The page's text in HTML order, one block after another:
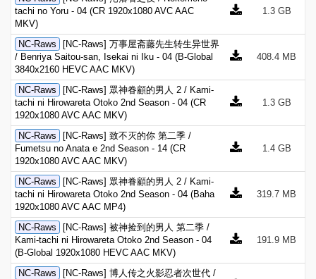
tachi no Yoru - 04 (CR 1920x1080 AVC AAC
MKV)
1.3 GB
NC-Raws
[NC-Raws] 万事屋斋藤先生转生异世界
/ Benriya Saitou-san, Isekai ni Iku - 04 (B-Global
3840x2160 HEVC AAC MKV)
408.4 MB
NC-Raws
[NC-Raws] 眾神眷顧的男人 2 / Kami-
tachi ni Hirowareta Otoko 2nd Season - 04 (CR
1920x1080 AVC AAC MKV)
1.3 GB
NC-Raws
[NC-Raws] 致不灭的你 第二季 /
Fumetsu no Anata e 2nd Season - 14 (CR
1920x1080 AVC AAC MKV)
1.4 GB
NC-Raws
[NC-Raws] 眾神眷顧的男人 2 / Kami-
tachi ni Hirowareta Otoko 2nd Season - 04 (Baha
1920x1080 AVC AAC MP4)
319.7 MB
NC-Raws
[NC-Raws] 被神捡到的男人 第二季 /
Kami-tachi ni Hirowareta Otoko 2nd Season - 04
(B-Global 1920x1080 HEVC AAC MKV)
191.9 MB
NC-Raws
[NC-Raws] 博人传之火影忍者次世代 /